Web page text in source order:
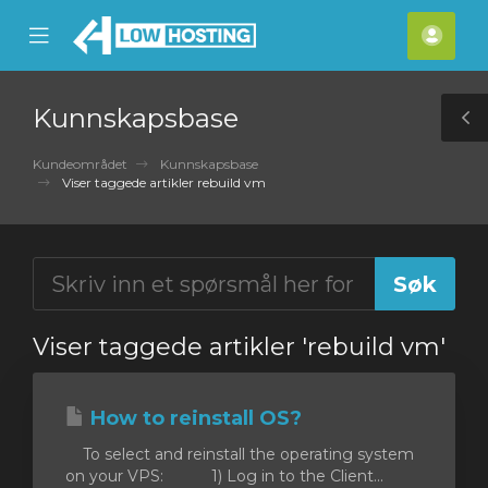
Mobile
Menu
Kunnskapsbase
Kundeområdet
Kunnskapsbase
Viser taggede artikler rebuild vm
Viser taggede artikler 'rebuild vm'
How to reinstall OS?
To select and reinstall the operating system
on your VPS: 1) Log in to the Client...